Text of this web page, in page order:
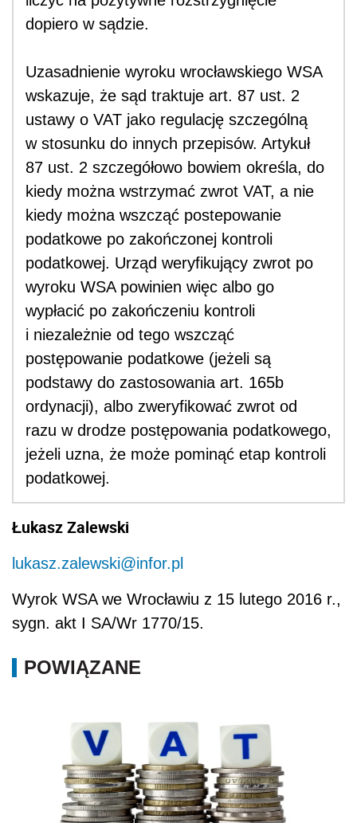
dopiero w sądzie.
Uzasadnienie wyroku wrocławskiego WSA
wskazuje, że sąd traktuje art. 87 ust. 2
ustawy o VAT jako regulację szczególną
w stosunku do innych przepisów. Artykuł
87 ust. 2 szczegółowo bowiem określa, do
kiedy można wstrzymać zwrot VAT, a nie
kiedy można wszcząć postepowanie
podatkowe po zakończonej kontroli
podatkowej. Urząd weryfikujący zwrot po
wyroku WSA powinien więc albo go
wypłacić po zakończeniu kontroli
i niezależnie od tego wszcząć
postępowanie podatkowe (jeżeli są
podstawy do zastosowania art. 165b
ordynacji), albo zweryfikować zwrot od
razu w drodze postępowania podatkowego,
jeżeli uzna, że może pominąć etap kontroli
podatkowej.
Łukasz Zalewski
lukasz.zalewski@infor.pl
Wyrok WSA we Wrocławiu z 15 lutego 2016 r.,
sygn. akt I SA/Wr 1770/15.
POWIĄZANE